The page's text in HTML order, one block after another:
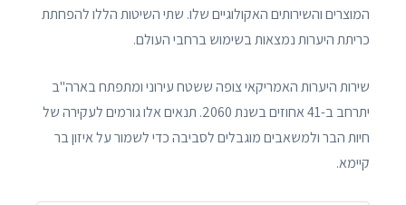
המוצרים והשירותים האקולוגיים שלו. שתי השיטות הללו להפחתת
כריתת היערות נמצאות בשימוש ברחבי העולם.
שירות היערות האמריקאי צופה ששטח עירוני ומתפתח בארה"ב
יתרחב ב-41 אחוזים בשנת 2060. תנאים אלו גורמים לעקירה של
חיות הבר ולמשאבים מוגבלים לסביבה כדי לשמור על איזון בר
קיימא.